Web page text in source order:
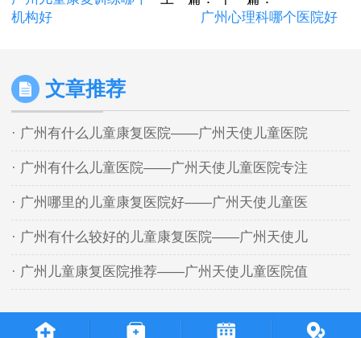
机构好
广州心理科哪个医院好
文章推荐
· 广州有什么儿童康复医院——广州天使儿童医院
· 广州有什么儿童医院——广州天使儿童医院专注
· 广州哪里的儿童康复医院好——广州天使儿童医
· 广州有什么较好的儿童康复医院——广州天使儿
· 广州儿童康复医院推荐——广州天使儿童医院值